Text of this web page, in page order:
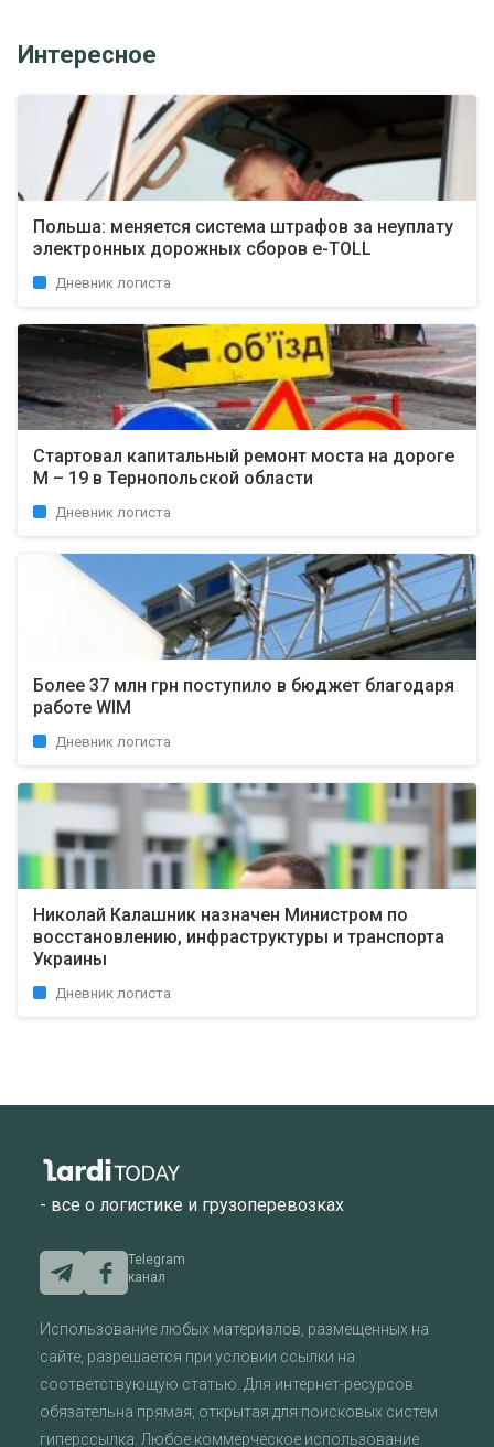
Интересное
Польша: меняется система штрафов за неуплату
электронных дорожных сборов e-TOLL
Дневник логиста
Стартовал капитальный ремонт моста на дороге
М – 19 в Тернопольской области
Дневник логиста
Более 37 млн грн поступило в бюджет благодаря
работе WIM
Дневник логиста
Николай Калашник назначен Министром по
восстановлению, инфраструктуры и транспорта
Украины
Дневник логиста
- все о логистике и грузоперевозках
Telegram
канал
Использование любых материалов, размещенных на
сайте, разрешается при условии ссылки на
соответствующую статью. Для интернет-ресурсов
обязательна прямая, открытая для поисковых систем
гиперссылка. Любое коммерческое использование